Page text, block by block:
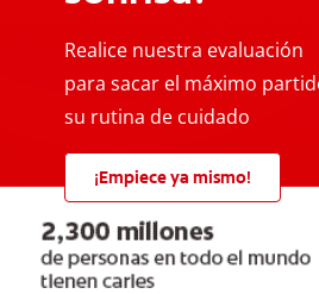
Realice nuestra evaluación
para sacar el máximo
su rutina de cuidado
¡Empiece ya mismo!